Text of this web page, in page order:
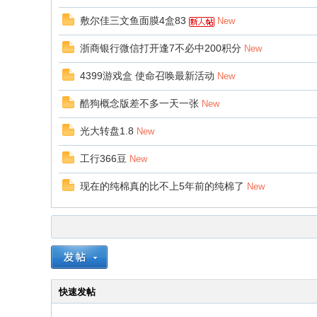
敷尔佳三文鱼面膜4盒83 New
浙商银行微信打开逢7不必中200积分 New
4399游戏盒 使命召唤最新活动 New
酷狗概念版差不多一天一张 New
光大转盘1.8 New
工行366豆 New
现在的纯棉真的比不上5年前的纯棉了 New
快速发帖